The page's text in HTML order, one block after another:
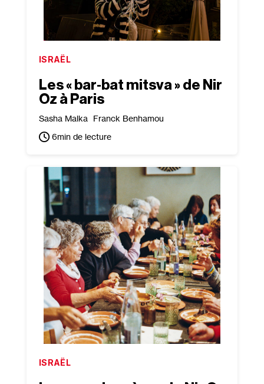
ISRAËL
Les « bar‐​bat mitsva » de Nir
Oz à Paris
Sasha Malka
Franck Benhamou
6min de lecture
ISRAËL